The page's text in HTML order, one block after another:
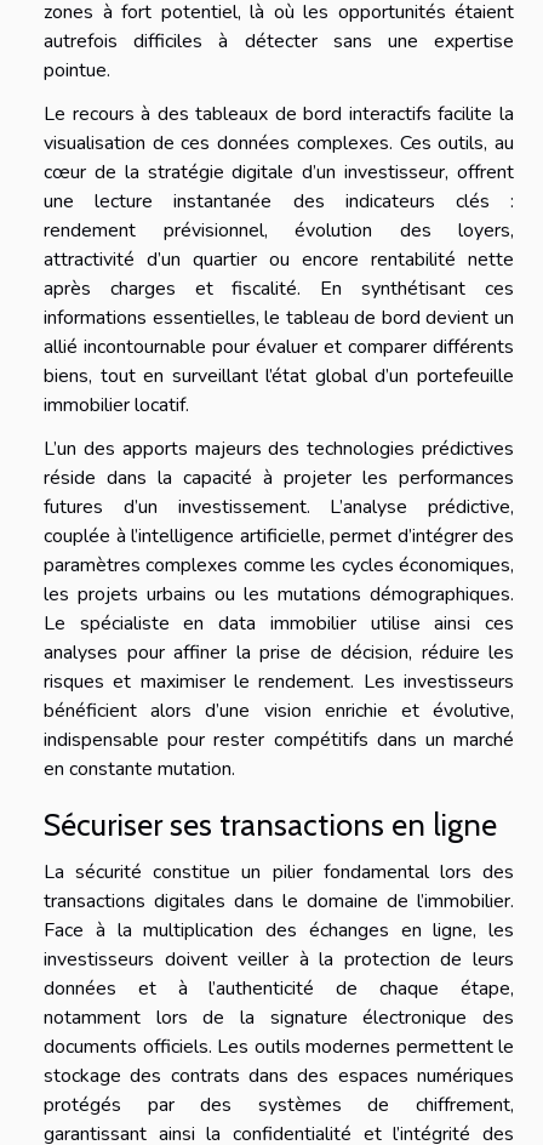
zones à fort potentiel, là où les opportunités étaient
autrefois difficiles à détecter sans une expertise
pointue.
Le recours à des tableaux de bord interactifs facilite la
visualisation de ces données complexes. Ces outils, au
cœur de la stratégie digitale d’un investisseur, offrent
une lecture instantanée des indicateurs clés :
rendement prévisionnel, évolution des loyers,
attractivité d’un quartier ou encore rentabilité nette
après charges et fiscalité. En synthétisant ces
informations essentielles, le tableau de bord devient un
allié incontournable pour évaluer et comparer différents
biens, tout en surveillant l’état global d’un portefeuille
immobilier locatif.
L’un des apports majeurs des technologies prédictives
réside dans la capacité à projeter les performances
futures d’un investissement. L’analyse prédictive,
couplée à l’intelligence artificielle, permet d’intégrer des
paramètres complexes comme les cycles économiques,
les projets urbains ou les mutations démographiques.
Le spécialiste en data immobilier utilise ainsi ces
analyses pour affiner la prise de décision, réduire les
risques et maximiser le rendement. Les investisseurs
bénéficient alors d’une vision enrichie et évolutive,
indispensable pour rester compétitifs dans un marché
en constante mutation.
Sécuriser ses transactions en ligne
La sécurité constitue un pilier fondamental lors des
transactions digitales dans le domaine de l’immobilier.
Face à la multiplication des échanges en ligne, les
investisseurs doivent veiller à la protection de leurs
données et à l’authenticité de chaque étape,
notamment lors de la signature électronique des
documents officiels. Les outils modernes permettent le
stockage des contrats dans des espaces numériques
protégés par des systèmes de chiffrement,
garantissant ainsi la confidentialité et l’intégrité des